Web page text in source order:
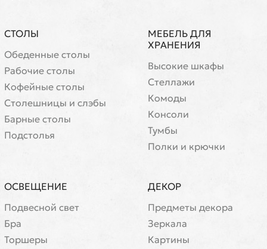
СТОЛЫ
Обеденные столы
Рабочие столы
Кофейные столы
Cтолешницы и слэбы
Барные столы
Подстолья
МЕБЕЛЬ ДЛЯ
ХРАНЕНИЯ
Высокие шкафы
Стеллажи
Комоды
Консоли
Тумбы
Полки и крючки
ОСВЕЩЕНИЕ
Подвесной свет
Бра
Торшеры
ДЕКОР
Предметы декора
Зеркала
Картины